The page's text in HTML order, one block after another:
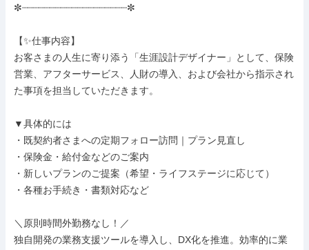
✼┈┈┈┈┈┈┈┈┈┈┈┈┈┈┈┈┈┈┈✼
【✨仕事内容】
お客さまの人生に寄り添う「生涯設計デザイナー」として、保険
営業、アフターサービス、人財の導入、および会社から指示され
た事項を担当していただきます。
▼具体的には
・既契約者さまへの定期フォロー訪問｜プラン見直し
・保険金・給付金などのご案内
・新しいプランのご提案（希望・ライフステージに応じて）
・各種お手続き・書類対応など
＼原則時間外勤務なし！／
独自開発の業務支援ツールを導入し、DX化を推進。効率的に業